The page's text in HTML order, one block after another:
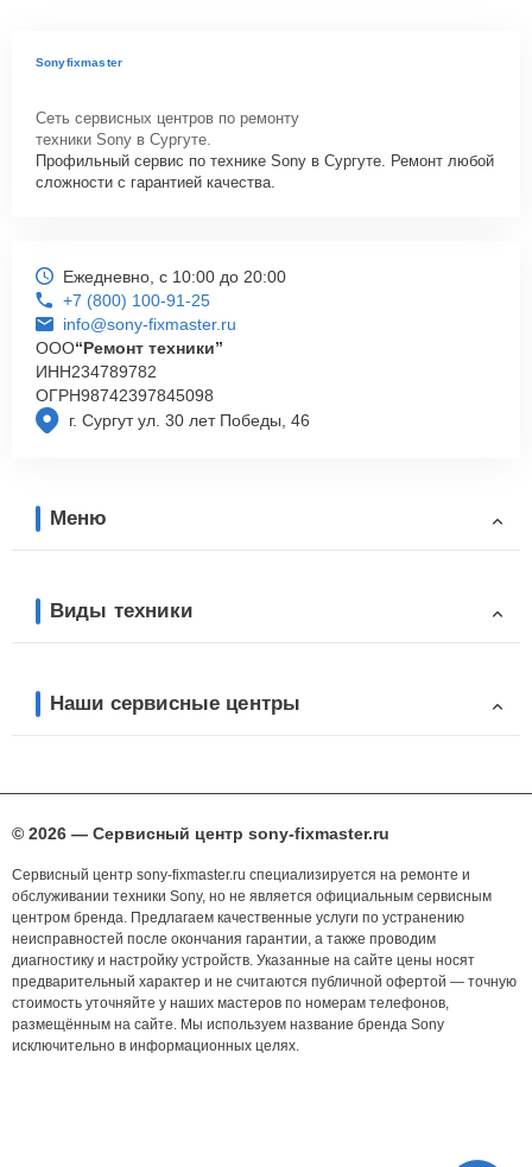
Sonyfixmaster
Сеть сервисных центров по ремонту
техники Sony в Сургуте.
Профильный сервис по технике Sony в Сургуте. Ремонт любой
сложности с гарантией качества.
г. Сургут ул. 30 лет Победы, 46
Ежедневно, с 10:00 до 20:00
+7 (800) 100-91-25
info@sony-fixmaster.ru
ООО“Ремонт техники”
ИНН234789782
ОГРН98742397845098
Меню
Виды техники
Наши сервисные центры
© 2026 — Сервисный центр sony-fixmaster.ru
Сервисный центр sony-fixmaster.ru специализируется на ремонте и
обслуживании техники Sony, но не является официальным сервисным
центром бренда. Предлагаем качественные услуги по устранению
неисправностей после окончания гарантии, а также проводим
диагностику и настройку устройств. Указанные на сайте цены носят
предварительный характер и не считаются публичной офертой — точную
стоимость уточняйте у наших мастеров по номерам телефонов,
размещённым на сайте. Мы используем название бренда Sony
исключительно в информационных целях.